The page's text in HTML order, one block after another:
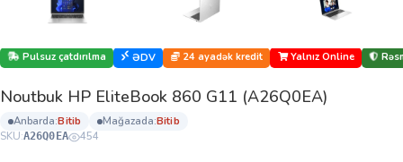
Pulsuz çatdırılma ƏDV 24 ayadək kredit Yalnız Online
Noutbuk HP EliteBook 860 G11 (A26Q0EA)
anbarda: bi̇ti̇b mağazada: bi̇ti̇b
SKU:A26Q0EA 454